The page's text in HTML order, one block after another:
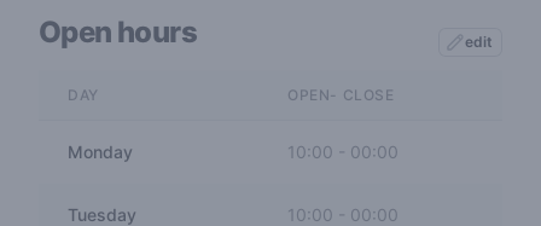
Open hours edit
DAY OPEN- CLOSE
Monday 10:00 - 00:00
Tuesday 10:00 00:00